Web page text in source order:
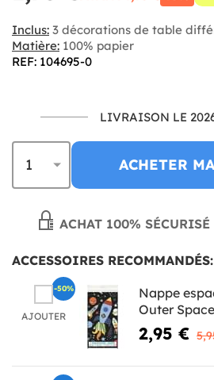
Inclus: 3 décorations de table
Matière: 100% papier
REF: 104695-0
LIVRAISON LE
ACHETER
ACHAT 100%
ACCESSOIRES RECOMMANDÉS:
AJOUTER
Nappe
Outer Space
2,95 €
-50%